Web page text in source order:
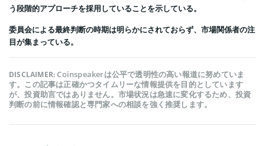
う段階的アプローチを採用していることを示している。
委員会による最終判断の時期は明らかにされておらず、市場関係者の注
目が集まっている。
DISCLAIMER:Coinspeakerは公平で透明性の高い報道に努めていま
す。この記事は正確かつタイムリーな情報提供を目的としています
が、投資助言ではありません。市場状況は急速に変化するため、投資
判断の前に情報確認と専門家への相談を強く推奨します。